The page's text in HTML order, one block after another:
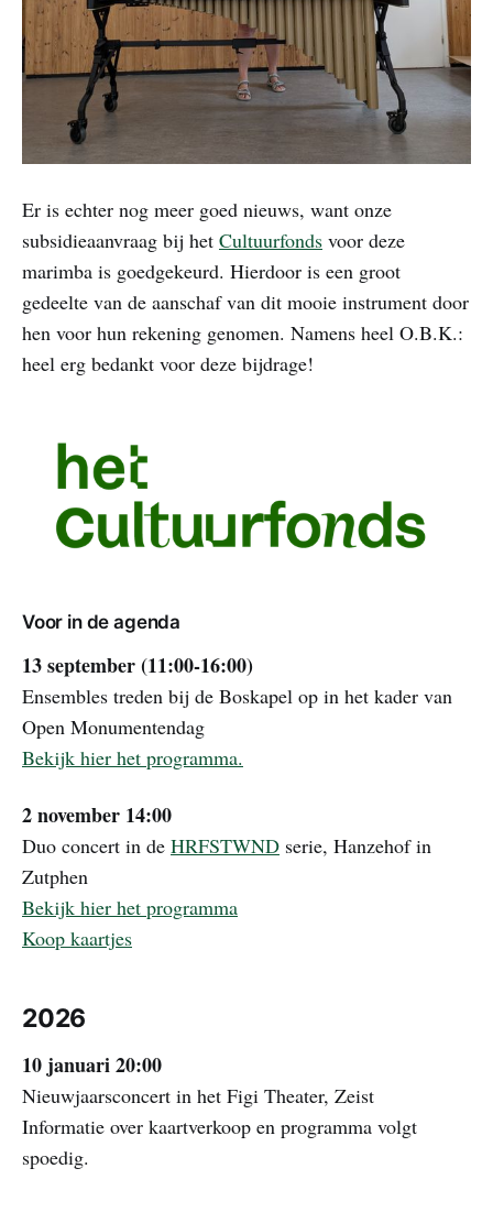
Er is echter nog meer goed nieuws, want onze
subsidieaanvraag bij het Cultuurfonds voor deze
marimba is goedgekeurd. Hierdoor is een groot
gedeelte van de aanschaf van dit mooie instrument door
hen voor hun rekening genomen. Namens heel O.B.K.:
heel erg bedankt voor deze bijdrage!
Voor in de agenda
13 september (11:00-16:00)
Ensembles treden bij de Boskapel op in het kader van
Open Monumentendag
Bekijk hier het programma.
2 november 14:00
Duo concert in de HRFSTWND serie, Hanzehof in
Zutphen
Bekijk hier het programma
Koop kaartjes
2026
10 januari 20:00
Nieuwjaarsconcert in het Figi Theater, Zeist
Informatie over kaartverkoop en programma volgt
spoedig.